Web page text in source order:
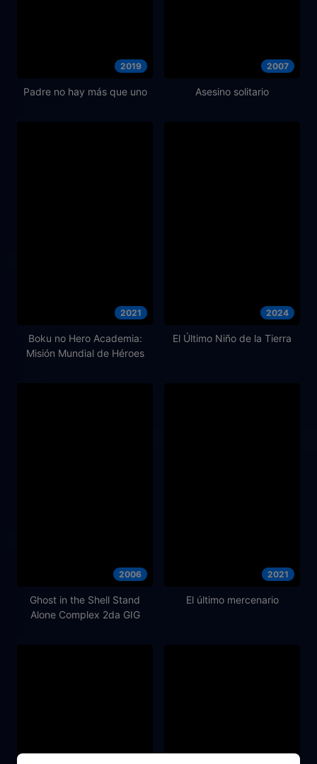
2019
Padre no hay más que uno
2007
Asesino solitario
2021
Boku no Hero Academia:
Misión Mundial de Héroes
2024
El Último Niño de la Tierra
2006
Ghost in the Shell Stand
Alone Complex 2da GIG
2021
El último mercenario